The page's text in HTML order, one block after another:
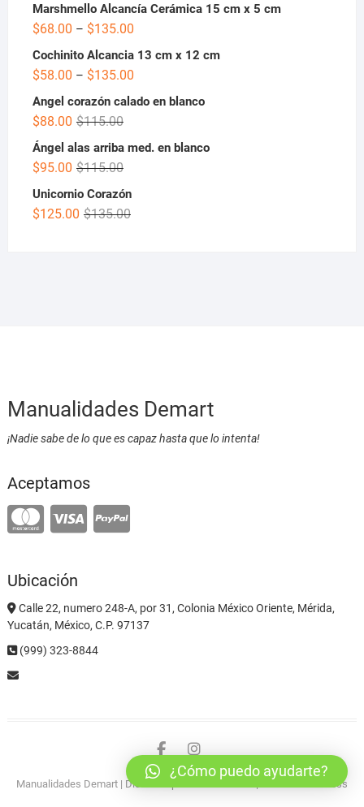
Marshmello Alcancía Cerámica 15 cm x 5 cm
$68.00 – $135.00
Cochinito Alcancia 13 cm x 12 cm
$58.00 – $135.00
Angel corazón calado en blanco
$115.00
$88.00
Ángel alas arriba med. en blanco
$115.00
$95.00
Unicornio Corazón
$135.00
$125.00
Manualidades Demart
¡Nadie sabe de lo que es capaz hasta que lo intenta!
Aceptamos
Ubicación
Calle 22, numero 248-A, por 31, Colonia México Oriente, Mérida,
Yucatán, México, C.P. 97137
(999) 323-8844
facebook
instagram
Manualidades Demart| Diseñado por: Tema Freesia | © 2026 WordPress
¿Cómo puedo ayudarte?